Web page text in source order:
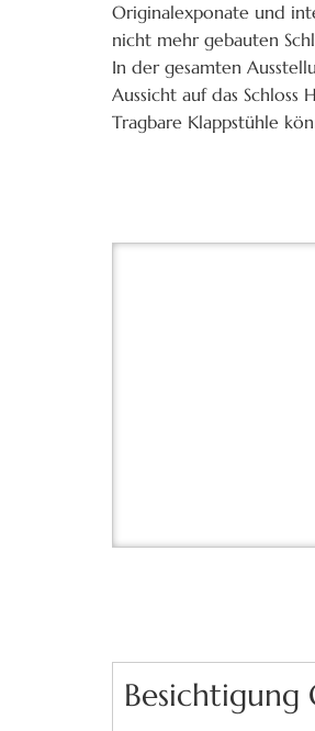
Originalexponate und
nicht mehr gebauten
In der gesamten
Aussicht auf das
Tragbare Klappstühle
Besichtigung